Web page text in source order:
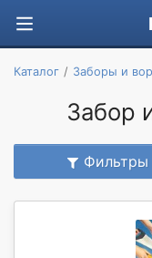
Каталог Заборы и
Забор
Фильтры